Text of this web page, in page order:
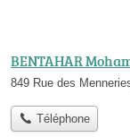
BENTAHAR
849 Rue des
Téléphone